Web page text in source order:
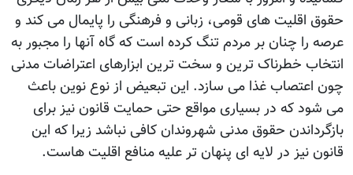
حقوق اقلیت های قومی، زبانی و فرهنگی را پایمال می کند و
عرصه را چنان بر مردم تنگ کرده است که گاه آنها را مجبور به
انتخاب خطرناک ترین و سخت ترین ابزارهای اعتراضات مدنی
چون اعتصاب غذا می سازد. این تبعیض از نوع نوین باعث
می شود که در بسیاری مواقع حتی حمایت قانون نیز برای
بازگرداندن حقوق مدنی شهروندان کافی نباشد زیرا که این
قانون نیز در لایه ای پنهان تر علیه منافع اقلیت هاست.